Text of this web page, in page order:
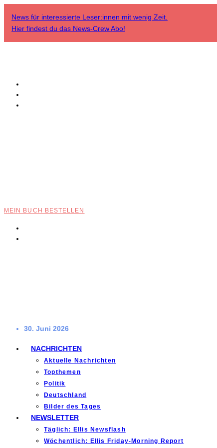
News für interessierte Leser:innen mit wenig Zeit.
Hier findest du das News-Crew Abo!
MEIN BUCH BESTELLEN
30. Juni 2026
NACHRICHTEN
Aktuelle Nachrichten
Topthemen
Politik
Deutschland
Bilder des Tages
NEWSLETTER
Täglich: Ellis Newsflash
Wöchentlich: Ellis Friday-Morning Report